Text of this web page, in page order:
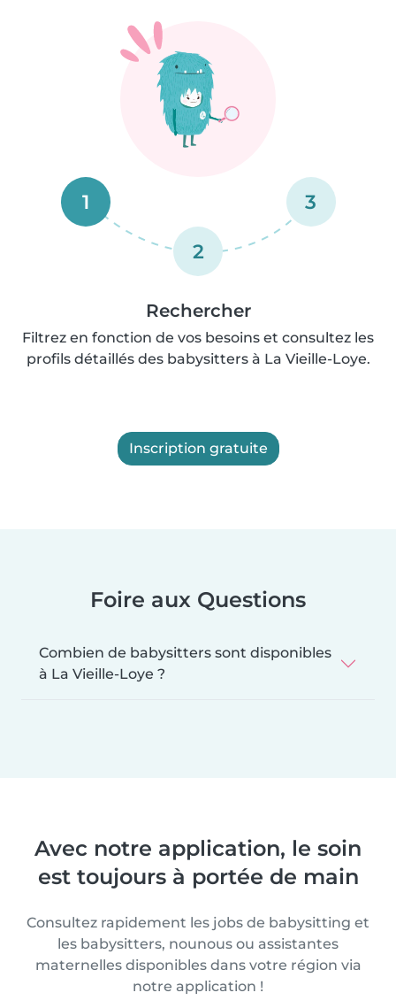
1
2
3
Rechercher
Filtrez en fonction de vos besoins et consultez les
profils détaillés des babysitters à La Vieille-Loye.
Inscription gratuite
Foire aux Questions
Combien de babysitters sont disponibles
à La Vieille-Loye ?
Avec notre application, le soin
est toujours à portée de main
Consultez rapidement les jobs de babysitting et
les babysitters, nounous ou assistantes
maternelles disponibles dans votre région via
notre application !